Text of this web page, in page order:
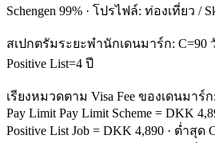
Schengen 99% · โปรไฟล์: ท่องเที่ยว /
สเปกตรัมระยะพำนักเดนมาร์ก: C=90 วั
Positive List=4 ปี
เรียงหมวดตาม Visa Fee ของเดนมาร์ก:
Pay Limit Pay Limit Scheme = DKK
Positive List Job = DKK 4,890 · ต่ำสุด